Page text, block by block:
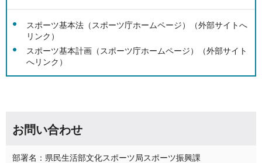
スポーツ基本法（スポーツ庁ホームページ）（外部サイトへ
リンク）
スポーツ基本計画（スポーツ庁ホームページ）（外部サイト
へリンク）
お問い合わせ
部署名：県民生活部文化スポーツ局スポーツ振興課